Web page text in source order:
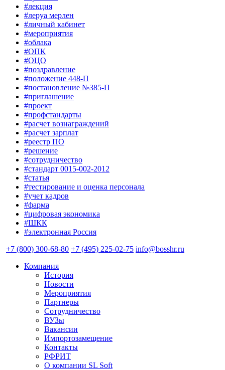
#лекция
#леруа мерлен
#личный кабинет
#мероприятия
#облака
#ОПК
#ОЦО
#поздравление
#положение 448-П
#постановление №385-П
#приглашение
#проект
#профстандарты
#расчет вознаграждений
#расчет зарплат
#реестр ПО
#решение
#сотрудничество
#стандарт 0015-002-2012
#статья
#тестирование и оценка персонала
#учет кадров
#фарма
#цифровая экономика
#ШКК
#электронная Россия
+7 (800) 300-68-80 +7 (495) 225-02-75 info@bosshr.ru
Компания
История
Новости
Мероприятия
Партнеры
Сотрудничество
ВУЗы
Вакансии
Импортозамещение
Контакты
РФРИТ
О компании SL Soft